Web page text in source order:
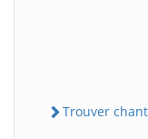
Trouver